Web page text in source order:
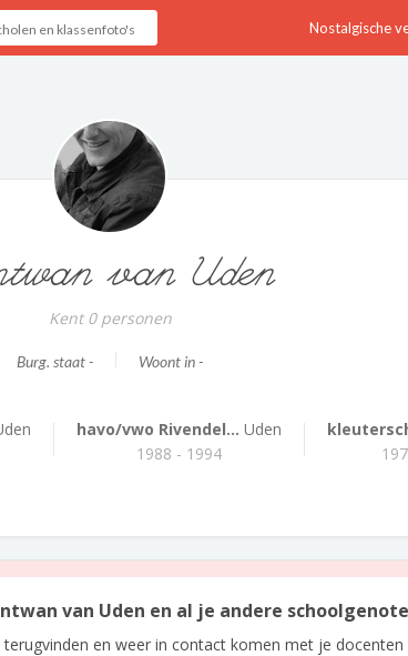
Nostalgische
van Uden
Kent 0 personen
Burg. staat - Woont in -
havo/vwo Rivendel... Uden
1988 - 1994
van Uden en al je andere
terugvinden en weer in contact komen met je docenten